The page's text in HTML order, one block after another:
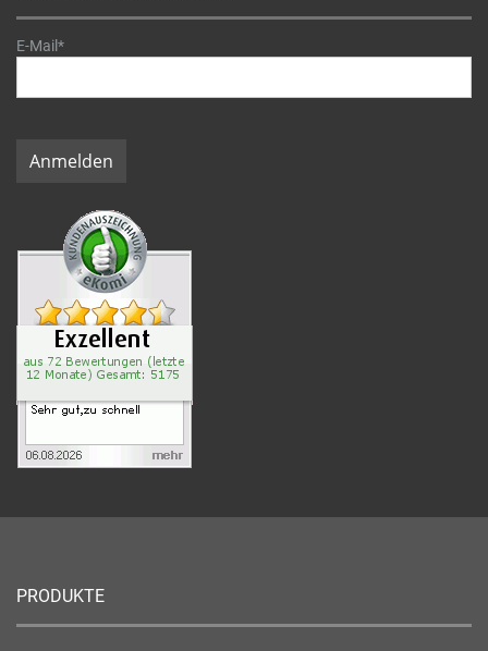
E-Mail*
Anmelden
PRODUKTE